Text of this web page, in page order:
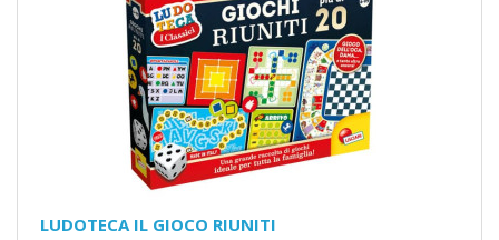
LUDOTECA IL GIOCO RIUNITI